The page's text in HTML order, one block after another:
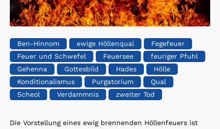
Ben-Hinnom ewige Höllenqual
Fegefeuer
Feuer und Schwefel
Feuersee
feuriger Pfuhl
Gehenna
Gottesbild Hades
Hölle
Konditionalismus
Purgatorium
Qual
Scheol
Verdammnis zweiter Tod
Die Vorstellung eines ewig brennenden Höllenfeuers ist